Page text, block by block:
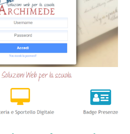
Comunque sia, ancora oggi
(fortunatamente per molti
prodotti. Ecco perchè
guida dettagliata. Nel
anche consultare le seguenti
a prestiti dopo essere stati